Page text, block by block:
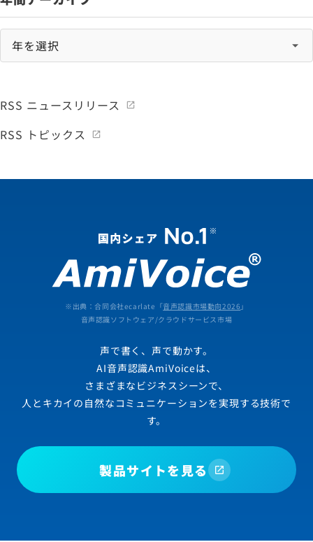
RSS ニュースリリース
RSS トピックス
※出典：合同会社ecarlate「音声認識市場動向2026 」
音声認識ソフトウェア/クラウドサービス市場
声で書く、声で動かす。
AI音声認識AmiVoiceは、
さまざまなビジネスシーンで、
人とキカイの自然なコミュニケーションを実現する技術で
す。
製品サイトを見る